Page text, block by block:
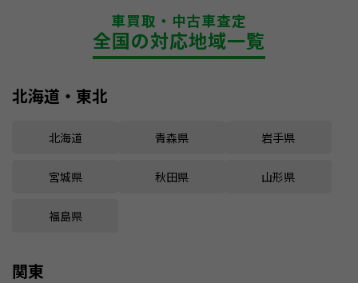
車買取・中古車査定
全国の対応地域一覧
北海道・東北
北海道 青森県 岩手県
宮城県 秋田県 山形県
福島県
関東